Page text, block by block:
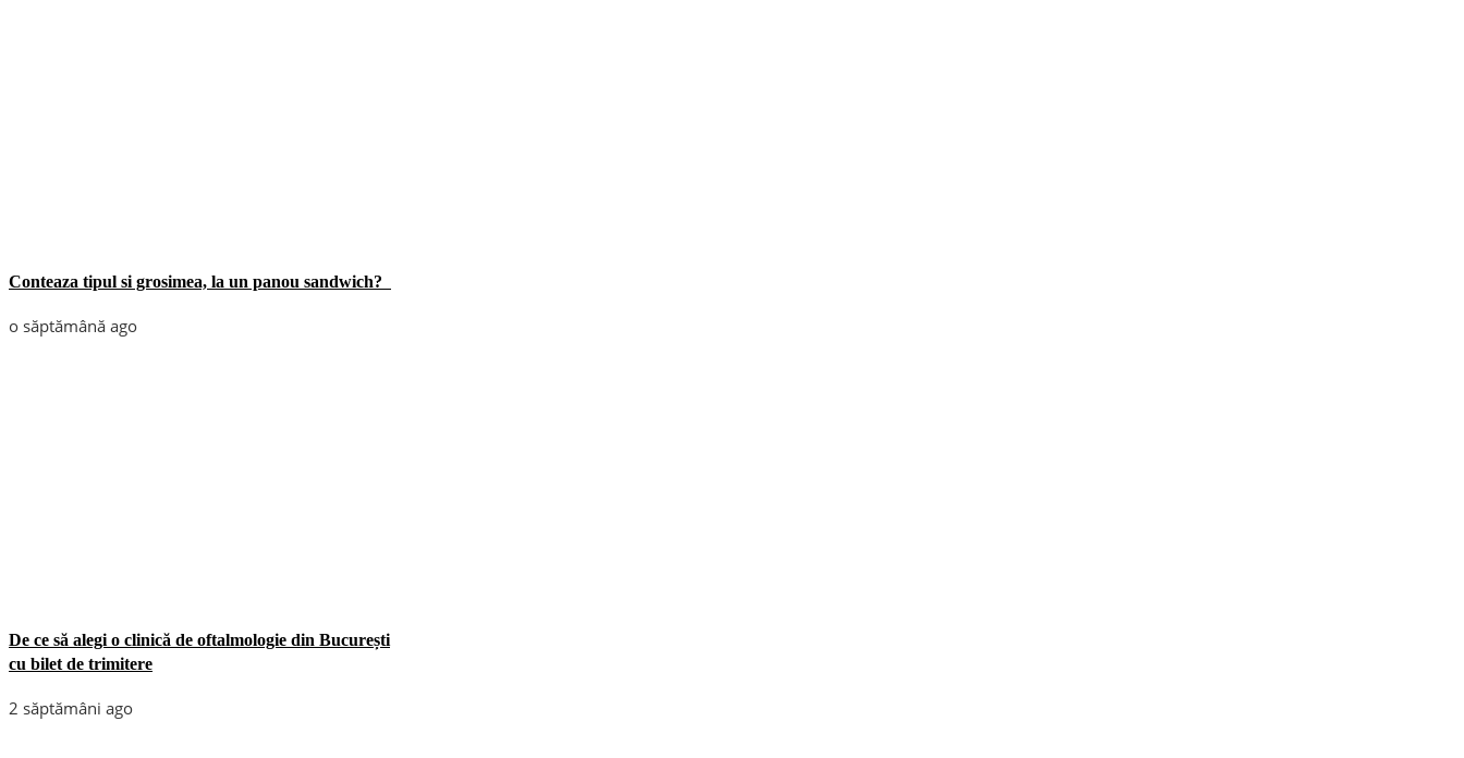
Conteaza tipul si grosimea, la un panou sandwich?
o săptămână ago
De ce să alegi o clinică de oftalmologie din București
cu bilet de trimitere
2 săptămâni ago